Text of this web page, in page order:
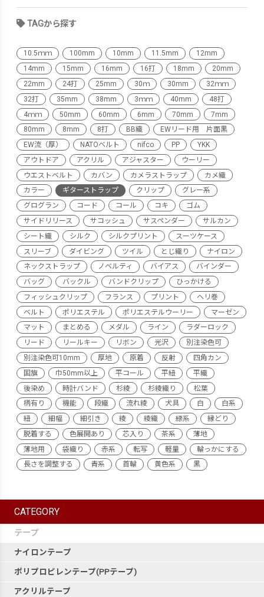
TAGから探す
10.5ｍｍ 100mm 10mm 11.5mm
12mm
14mm
15mm 16mm 16打 18mm
20mm
22mm
24打 25mm 30ｍ 30mm
32ｍｍ
32打
35mm 38mm 3ｍｍ 40mm
48打
4ｍｍ
50mm 60mm 6mm 70mm
7mm
80mm
8mm 8打 BB織
EWリード用 片面黒
EW流（厚）
NATOベルト nifco PP
YKK
アウトドア
アクリル アジャスター
ウーリー
ウエストベルト
カバン カメラストラップ
カメ織
カラー
ギターストラップ クリップ
グレー系
グログラン
コード コール コキ
ゴム
サイドリリース
サコッシュ サスペンダー
サルカン
シート織
シルク シルクプリント
スーツケース
スリーブ
ダイビング ツイル とじ織り
ナイロン
ネックストラップ
ノベルティ バイアス
バインダー
バッグ
バックル バンドクリップ
ひっかける
フィッシュクリップ
フランス プリント
ヘリ巻
ベルト
ポリエステル ポリエステルウーリー
マーゼン
マット
まとめる メダル ライン
ラダーロック
リード
リールキー リボン 光沢
別注染色可
別注染色可10mm
厚地 原着 反射
四角カン
国旗
巾50mm以上 平コール 平紐
平織
後染め
時計バンド 杉綾 杉綾織り
松葉
柄有り
機能 段織 流れ綾 犬具 白
白系
紐
細幅 細引き 綾 綾織 緑系
縁どり
脱着する
色展開あり 芯入り 茶系
薄地
薄地用
袋織り 赤系 転写 軽量
輪っかにする
長さを調整する
青系 首輪 黄色系 黒
CATEGORY
テープ
ナイロンテープ
ポリプロピレンテープ(PPテープ)
アクリルテープ